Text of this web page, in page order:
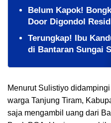
Belum Kapok!
Door Digondol
Terungkap! Ibu
di Bantaran Sungai
Menurut Sulistiyo
warga Tanjung Tiram,
saja mengambil uang dari